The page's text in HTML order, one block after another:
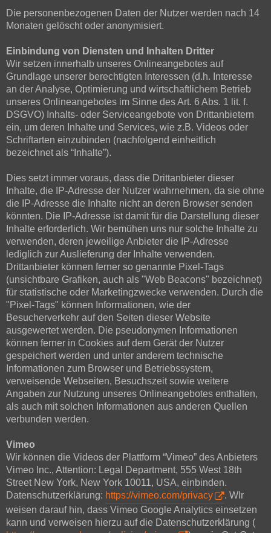
Die personenbezogenen Daten der Nutzer werden nach 14
Monaten gelöscht oder anonymisiert.
Einbindung von Diensten und Inhalten Dritter
Wir setzen innerhalb unseres Onlineangebotes auf
Grundlage unserer berechtigten Interessen (d.h. Interesse
an der Analyse, Optimierung und wirtschaftlichem Betrieb
unseres Onlineangebotes im Sinne des Art. 6 Abs. 1 lit. f.
DSGVO) Inhalts- oder Serviceangebote von Drittanbietern
ein, um deren Inhalte und Services, wie z.B. Videos oder
Schriftarten einzubinden (nachfolgend einheitlich
bezeichnet als “Inhalte”).
Dies setzt immer voraus, dass die Drittanbieter dieser
Inhalte, die IP-Adresse der Nutzer wahrnehmen, da sie ohne
die IP-Adresse die Inhalte nicht an deren Browser senden
könnten. Die IP-Adresse ist damit für die Darstellung dieser
Inhalte erforderlich. Wir bemühen uns nur solche Inhalte zu
verwenden, deren jeweilige Anbieter die IP-Adresse
lediglich zur Auslieferung der Inhalte verwenden.
Drittanbieter können ferner so genannte Pixel-Tags
(unsichtbare Grafiken, auch als "Web Beacons" bezeichnet)
für statistische oder Marketingzwecke verwenden. Durch die
"Pixel-Tags" können Informationen, wie der
Besucherverkehr auf den Seiten dieser Website
ausgewertet werden. Die pseudonymen Informationen
können ferner in Cookies auf dem Gerät der Nutzer
gespeichert werden und unter anderem technische
Informationen zum Browser und Betriebssystem,
verweisende Webseiten, Besuchszeit sowie weitere
Angaben zur Nutzung unseres Onlineangebotes enthalten,
als auch mit solchen Informationen aus anderen Quellen
verbunden werden.
Vimeo
Wir können die Videos der Plattform “Vimeo” des Anbieters
Vimeo Inc., Attention: Legal Department, 555 West 18th
Street New York, New York 10011, USA, einbinden.
Datenschutzerklärung: https://vimeo.com/privacy
. WIr
weisen darauf hin, dass Vimeo Google Analytics einsetzen
kann und verweisen hierzu auf die Datenschutzerklärung (